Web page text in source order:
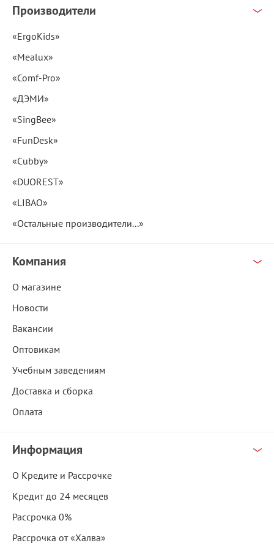
Производители
«ErgoKids»
«Mealux»
«Comf-Pro»
«ДЭМИ»
«SingBee»
«FunDesk»
«Cubby»
«DUOREST»
«LIBAO»
«Остальные производители...»
Компания
О магазине
Новости
Вакансии
Оптовикам
Учебным заведениям
Доставка и сборка
Оплата
Информация
О Кредите и Рассрочке
Кредит до 24 месяцев
Рассрочка 0%
Рассрочка от «Халва»